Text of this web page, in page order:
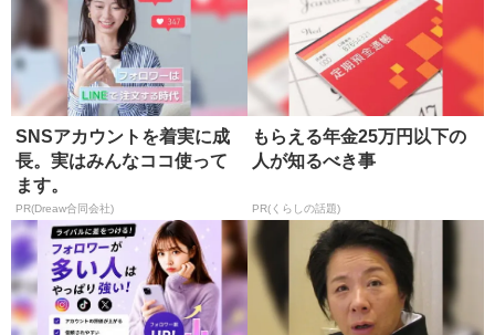
SNSアカウントを着実に成
長。実はみんなココ使って
ます。
PR(Dreaw合同会社)
もらえる年金25万円以下の
人が知るべき事
PR(くらしの話題)